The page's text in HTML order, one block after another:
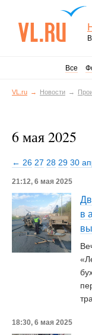
Все
VL.ru Новости
6 мая 2025
← 26 27 28 29 30
21:12, 6 мая 2025
в
18:30, 6 мая 2025